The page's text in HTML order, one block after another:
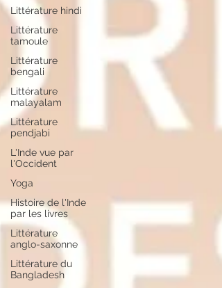
Littérature hindi
Littérature
tamoule
Littérature
bengali
Littérature
malayalam
Littérature
pendjabi
L'Inde vue par
l'Occident
Yoga
Histoire de l'Inde
par les livres
Littérature
anglo-saxonne
Littérature du
Bangladesh